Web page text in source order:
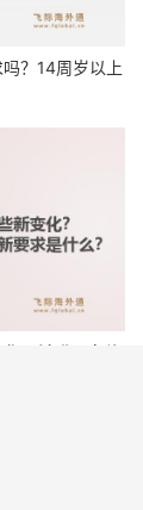
？14周岁以上
？希腊国家移